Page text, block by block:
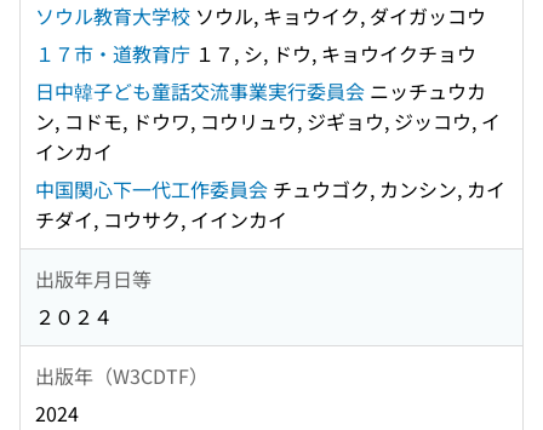
ソウル教育大学校 ソウル, キョウイク, ダイガッコウ
１７市・道教育庁 １７, シ, ドウ, キョウイクチョウ
日中韓子ども童話交流事業実行委員会 ニッチュウカ
ン, コドモ, ドウワ, コウリュウ, ジギョウ, ジッコウ, イ
インカイ
中国関心下一代工作委員会 チュウゴク, カンシン, カイ
チダイ, コウサク, イインカイ
出版年月日等
２０２４
出版年（W3CDTF）
2024